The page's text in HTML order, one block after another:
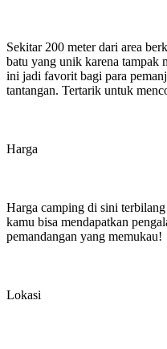
Sekitar 200 meter dari area
batu yang unik karena tampak
ini jadi favorit bagi para
tantangan. Tertarik untuk
Harga
Harga camping di sini
kamu bisa mendapatkan
pemandangan yang memukau!
Lokasi